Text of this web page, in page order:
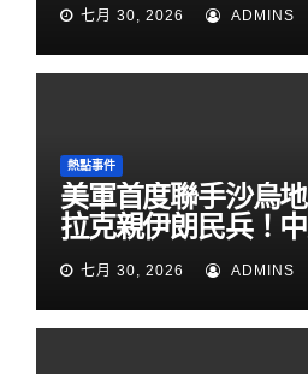
七月 30, 2026 ADMINS
熱點事件
美軍首度聯手沙烏
拉克親伊朗民兵！
七月 30, 2026 ADMINS